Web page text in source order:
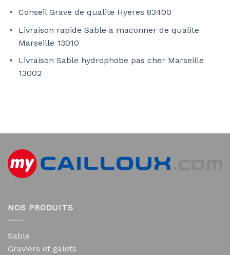
Conseil Grave de qualite Hyeres 83400
Livraison rapide Sable a maconner de qualite
Marseille 13010
Livraison Sable hydrophobe pas cher Marseille
13002
NOS PRODUITS
Sable
Graviers et galets